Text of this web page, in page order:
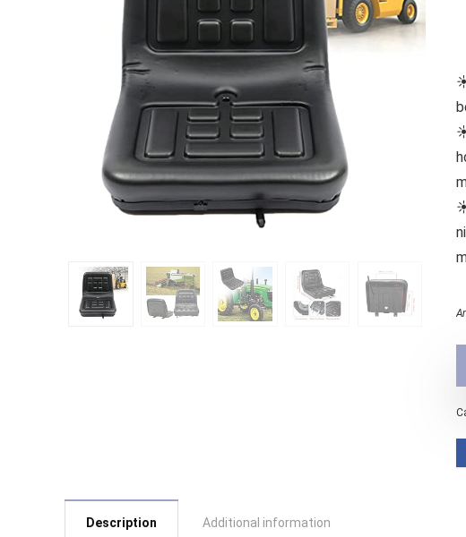
Description Additional information